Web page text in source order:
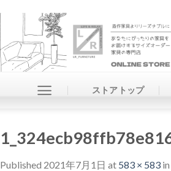
ストアトップ
Published 2021年7月1日 at 583 × 583 in